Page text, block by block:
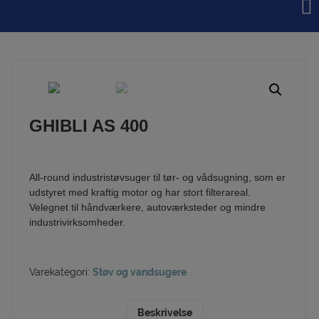
GHIBLI AS 400
All-round industristøvsuger til tør- og vådsugning, som er
udstyret med kraftig motor og har stort filterareal.
Velegnet til håndværkere, autoværksteder og mindre
industrivirksomheder.
Varekategori: Støv og vandsugere
Beskrivelse